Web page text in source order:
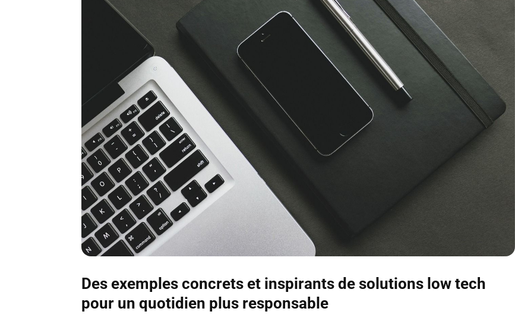
Des exemples concrets et inspirants de solutions low tech
pour un quotidien plus responsable